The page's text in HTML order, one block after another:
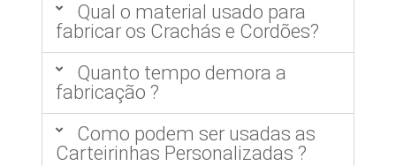
Qual o material usado para
fabricar os Crachás e Cordões?
Quanto tempo demora a
fabricação ?
Como podem ser usadas as
Carteirinhas Personalizadas ?